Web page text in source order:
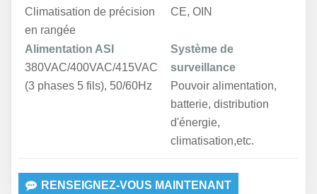
Climatisation de précision
en rangée
CE, OIN
Alimentation ASI
380VAC/400VAC/415VAC
(3 phases 5 fils), 50/60Hz
Système de
surveillance
Pouvoir alimentation,
batterie, distribution
d'énergie,
climatisation,etc.
RENSEIGNEZ-VOUS MAINTENANT